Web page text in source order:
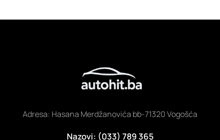
Adresa: Hasana Merdžanovića bb-71320 Vogošća
Nazovi: (033) 789 365